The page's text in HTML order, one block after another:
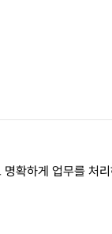
확하게 업무를 처